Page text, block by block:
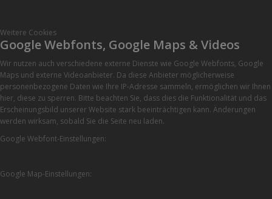
Weitere Cookies
Google Webfonts, Google Maps & Videos
Wir nutzen auch verschiedene externe Dienste wie Google Webfonts, Google
Maps und externe Videoanbieter. Da diese Anbieter möglicherweise
personenbezogene Daten wie Ihre IP-Adresse sammeln, ermöglichen wir Ihnen
hier, diese zu sperren. Bitte beachten Sie, dass dies die Funktionalität und das
Erscheinungsbild unserer Website stark beeinträchtigen kann. Änderungen
werden wirksam, sobald Sie die Seite neu laden.
Google Webfont-Einstellungen:
Google Map-Einstellungen: